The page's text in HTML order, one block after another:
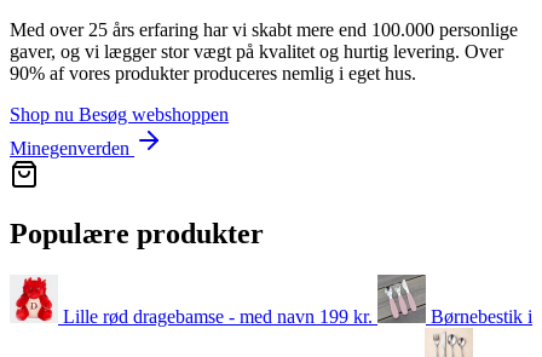
Med over 25 års erfaring har vi skabt mere end 100.000 personlige
gaver, og vi lægger stor vægt på kvalitet og hurtig levering. Over
90% af vores produkter produceres nemlig i eget hus.
Shop nu Besøg webshoppen
Minegenverden
Populære produkter
Lille rød dragebamse - med navn 199 kr. Børnebestik i